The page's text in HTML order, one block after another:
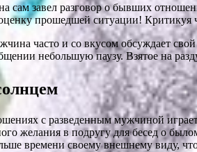
сам завел разговор о бывших
прошедшей ситуации!
часто и со вкусом обсуждает
небольшую паузу. Взятое на
с разведенным мужчиной
желания в подругу для бесед о
времени своему внешнему виду,